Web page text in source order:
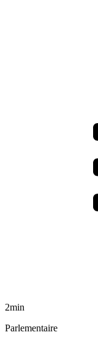
2min
Parlementaire